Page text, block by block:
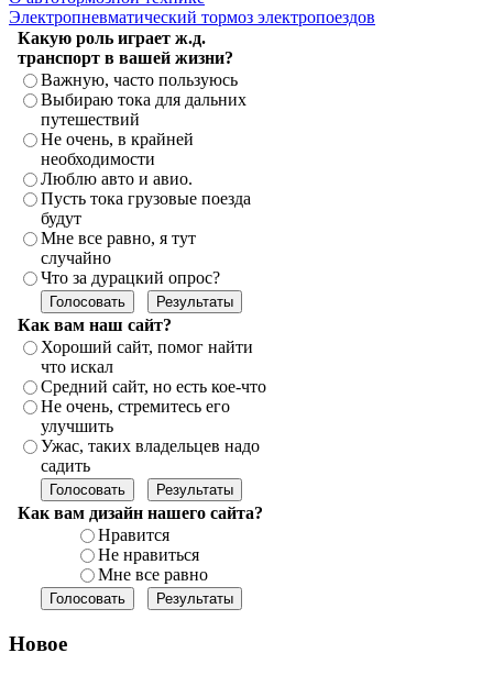
Электропневматический тормоз электропоездов
Какую роль играет ж.д.
транспорт в вашей жизни?
Важную, часто пользуюсь
Выбираю тока для дальних
путешествий
Не очень, в крайней
необходимости
Люблю авто и авио.
Пусть тока грузовые поезда
будут
Мне все равно, я тут
случайно
Что за дурацкий опрос?
Как вам наш сайт?
Хороший сайт, помог найти
что искал
Средний сайт, но есть кое-что
Не очень, стремитесь его
улучшить
Ужас, таких владельцев надо
садить
Как вам дизайн нашего сайта?
Нравится
Не нравиться
Мне все равно
Новое